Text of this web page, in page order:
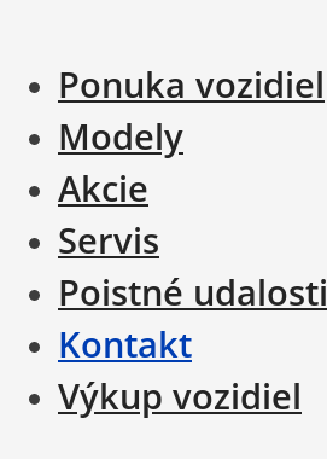
Ponuka vozidiel
Modely
Akcie
Servis
Poistné udalosti
Kontakt
Výkup vozidiel